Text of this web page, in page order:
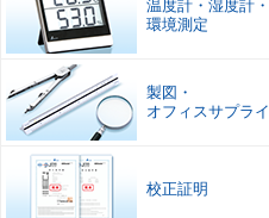
温度計 ・ 湿度計 ・
環境測定
製図 ・
オフィスサプライ
校正証明